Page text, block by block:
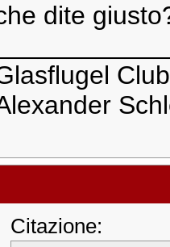
dite
Citazione: